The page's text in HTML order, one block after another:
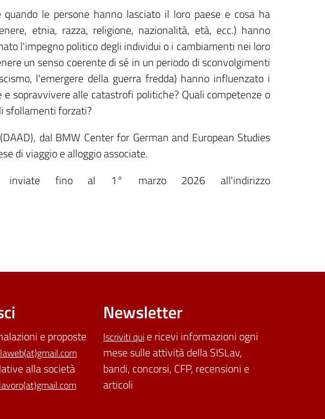
le persone hanno lasciato il loro paese e cosa ha
etnia, razza, religione, nazionalità, età, ecc.) hanno
l'impegno politico degli individui o i cambiamenti nei loro
un senso coerente di sé in un periodo di sconvolgimenti
l'emergere della guerra fredda) hanno influenzato i
sopravvivere alle catastrofi politiche? Quali competenze o
sfollamenti forzati?
dal BMW Center for German and European Studies
di viaggio e alloggio associate.
fino al 1° marzo 2026 all'indirizzo
e proposte
alla società
Newsletter
Iscriviti quie ricevi informazioni ogni
mese sulle attività della SISLav,
bandi, concorsi, CFP, recensioni e
articoli